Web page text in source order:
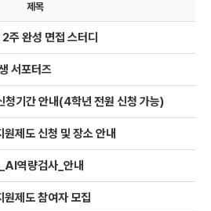
제목
주 완성 면접 스터디
서포터즈
청기간 안내(4학년 전원 신청 가능)
제도 신청 및 장소 안내
역량검사_안내
제도 참여자 모집​